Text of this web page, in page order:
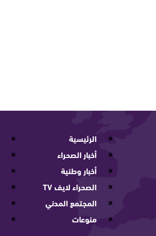
الرئيسية
أخبار الصحراء
أخبار وطنية
الصحراء لايف TV
المجتمع المدني
منوعات